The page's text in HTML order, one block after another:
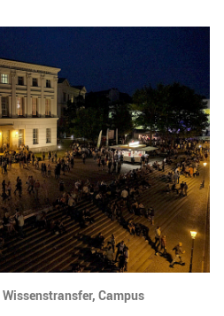
Wissenstransfer, Campus